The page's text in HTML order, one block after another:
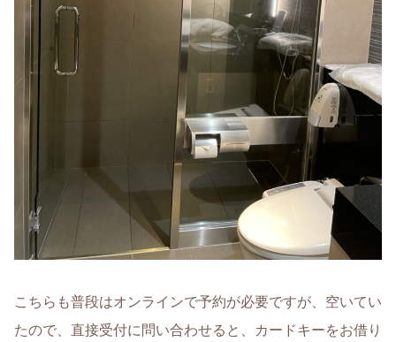
こちらも普段はオンラインで予約が必要ですが、空いてい
たので、直接受付に問い合わせると、カードキーをお借り